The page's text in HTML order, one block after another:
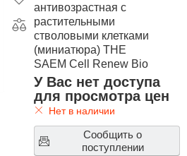
антивозрастная с
растительными
стволовыми клетками
(миниатюра) THE
SAEM Cell Renew Bio
Emulsion Miniature
У Вас нет доступа
для просмотра цен
Нет в наличии
Сообщить о
поступлении